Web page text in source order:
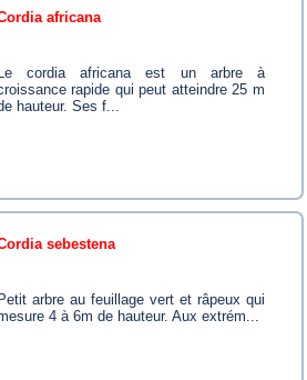
cordia africana
Le cordia africana est un arbre à
rapide qui peut atteindre 25 m
hauteur. Ses f...
cordia sebestena
Petit arbre au feuillage vert et râpeux qui
4 à 6m de hauteur. Aux extrém...